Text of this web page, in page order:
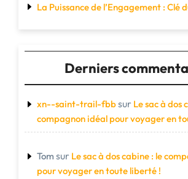
La Puissance de l’Engagement : Clé
Derniers
xn--saint-trail-fbbsur Le sac à dos
compagnon idéal pour voyager en
Tom sur Le sac à dos cabine : le
pour voyager en toute liberté !